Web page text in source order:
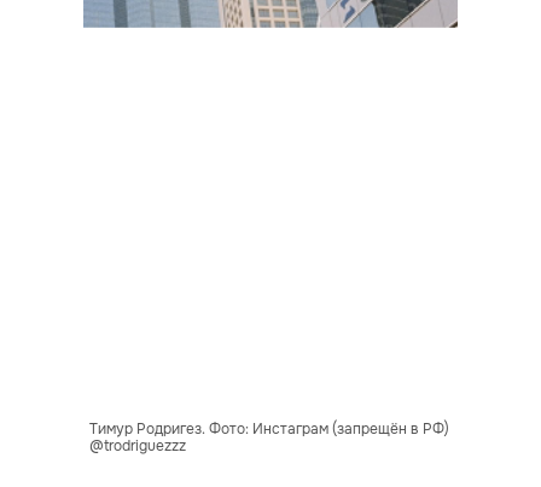
Тимур Родригез. Фото: Инстаграм (запрещён в РФ)
@trodriguezzz